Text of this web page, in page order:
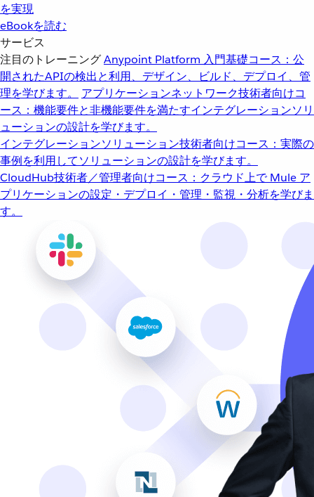
を実現
eBookを読む
サービス
注目のトレーニングAnypoint Platform 入門基礎コース：公
開されたAPIの検出と利用、デザイン、ビルド、デプロイ、管
理を学びます。
アプリケーションネットワーク技術者向けコ
ース：機能要件と非機能要件を満たすインテグレーションソリ
ューションの設計を学びます。
インテグレーションソリューション技術者向けコース：実際の
事例を利用してソリューションの設計を学びます。
CloudHub技術者／管理者向けコース：クラウド上で Mule ア
プリケーションの設定・デプロイ・管理・監視・分析を学びま
す。